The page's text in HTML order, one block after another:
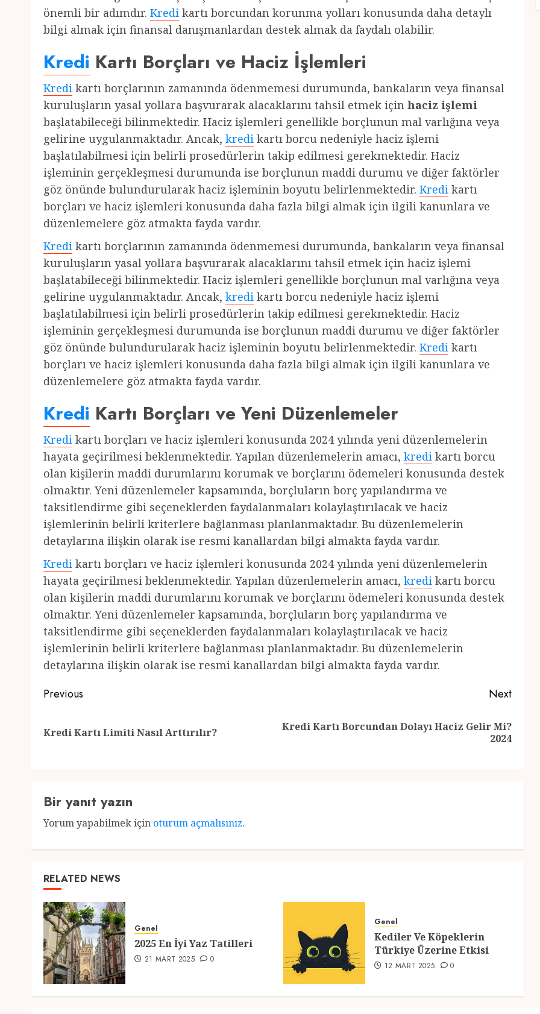
önemli bir adımdır. Kredi kartı borcundan korunma yolları konusunda daha detaylı
bilgi almak için finansal danışmanlardan destek almak da faydalı olabilir.
Kredi Kartı Borçları ve Haciz İşlemleri
Kredi kartı borçlarının zamanında ödenmemesi durumunda, bankaların veya finansal
kuruluşların yasal yollara başvurarak alacaklarını tahsil etmek için haciz işlemi
başlatabileceği bilinmektedir. Haciz işlemleri genellikle borçlunun mal varlığına veya
gelirine uygulanmaktadır. Ancak, kredi kartı borcu nedeniyle haciz işlemi
başlatılabilmesi için belirli prosedürlerin takip edilmesi gerekmektedir. Haciz
işleminin gerçekleşmesi durumunda ise borçlunun maddi durumu ve diğer faktörler
göz önünde bulundurularak haciz işleminin boyutu belirlenmektedir. Kredi kartı
borçları ve haciz işlemleri konusunda daha fazla bilgi almak için ilgili kanunlara ve
düzenlemelere göz atmakta fayda vardır.
Kredi kartı borçlarının zamanında ödenmemesi durumunda, bankaların veya finansal
kuruluşların yasal yollara başvurarak alacaklarını tahsil etmek için haciz işlemi
başlatabileceği bilinmektedir. Haciz işlemleri genellikle borçlunun mal varlığına veya
gelirine uygulanmaktadır. Ancak, kredi kartı borcu nedeniyle haciz işlemi
başlatılabilmesi için belirli prosedürlerin takip edilmesi gerekmektedir. Haciz
işleminin gerçekleşmesi durumunda ise borçlunun maddi durumu ve diğer faktörler
göz önünde bulundurularak haciz işleminin boyutu belirlenmektedir. Kredi kartı
borçları ve haciz işlemleri konusunda daha fazla bilgi almak için ilgili kanunlara ve
düzenlemelere göz atmakta fayda vardır.
Kredi Kartı Borçları ve Yeni Düzenlemeler
Kredi kartı borçları ve haciz işlemleri konusunda 2024 yılında yeni düzenlemelerin
hayata geçirilmesi beklenmektedir. Yapılan düzenlemelerin amacı, kredi kartı borcu
olan kişilerin maddi durumlarını korumak ve borçlarını ödemeleri konusunda destek
olmaktır. Yeni düzenlemeler kapsamında, borçluların borç yapılandırma ve
taksitlendirme gibi seçeneklerden faydalanmaları kolaylaştırılacak ve haciz
işlemlerinin belirli kriterlere bağlanması planlanmaktadır. Bu düzenlemelerin
detaylarına ilişkin olarak ise resmi kanallardan bilgi almakta fayda vardır.
Kredi kartı borçları ve haciz işlemleri konusunda 2024 yılında yeni düzenlemelerin
hayata geçirilmesi beklenmektedir. Yapılan düzenlemelerin amacı, kredi kartı borcu
olan kişilerin maddi durumlarını korumak ve borçlarını ödemeleri konusunda destek
olmaktır. Yeni düzenlemeler kapsamında, borçluların borç yapılandırma ve
taksitlendirme gibi seçeneklerden faydalanmaları kolaylaştırılacak ve haciz
işlemlerinin belirli kriterlere bağlanması planlanmaktadır. Bu düzenlemelerin
detaylarına ilişkin olarak ise resmi kanallardan bilgi almakta fayda vardır.
Post
Previous
Previous
Kredi Kartı Limiti Nasıl Arttırılır?
Next
Next
Kredi Kartı Borcundan Dolayı Haciz Gelir Mi?
2024
Bir yanıt yazın
Yorum yapabilmek için oturum açmalısınız.
RELATED NEWS
Genel
2025 En İyi Yaz Tatilleri
21 MART 2025 0
Genel
Kediler Ve Köpeklerin
Türkiye Üzerine Etkisi
12 MART 2025 0